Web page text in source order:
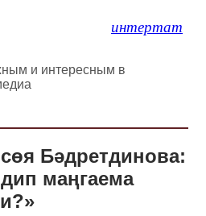
интертат
и интересным в
Бәдретдинова:
маңгаема